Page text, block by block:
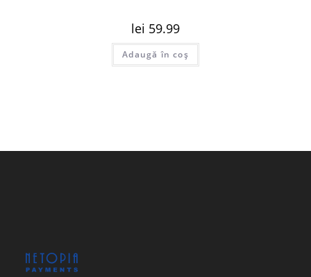
lei 59.99
Adaugă în coș